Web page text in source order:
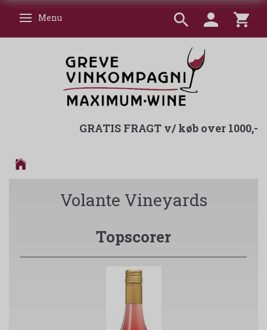
Skifte navigation
Menu
GRATIS FRAGT v/ køb over 1000,-
Volante Vineyards
Topscorer